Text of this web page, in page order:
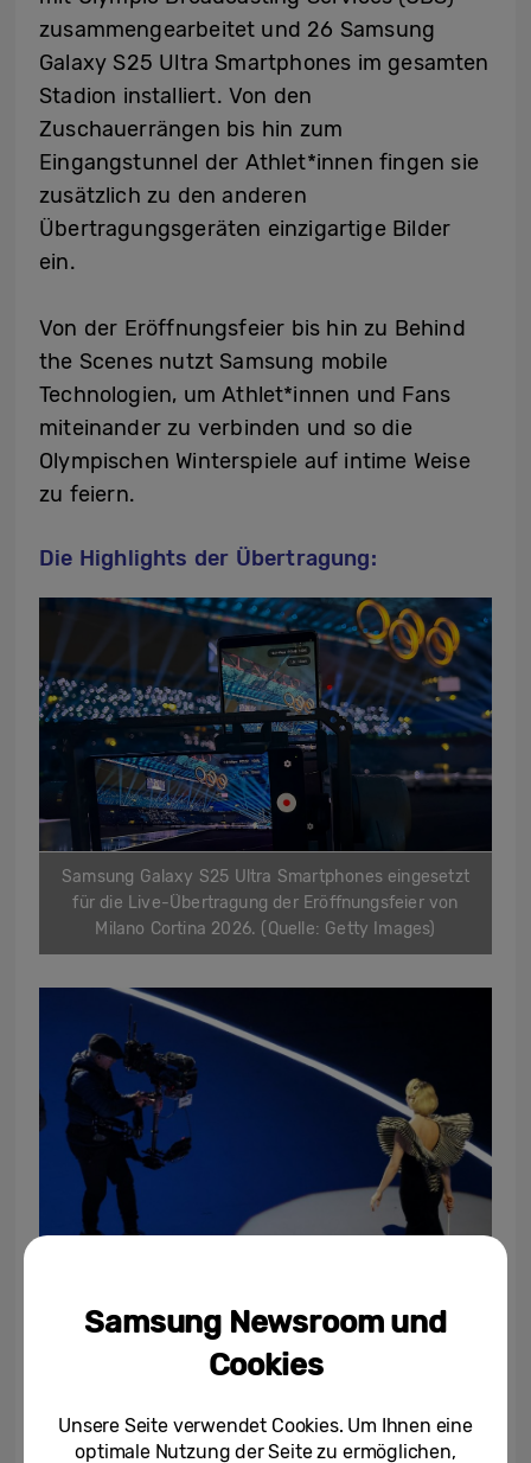
zusammengearbeitet und 26 Samsung
Galaxy S25 Ultra Smartphones im gesamten
Stadion installiert. Von den
Zuschauerrängen bis hin zum
Eingangstunnel der Athlet*innen fingen sie
zusätzlich zu den anderen
Übertragungsgeräten einzigartige Bilder
ein.
Von der Eröffnungsfeier bis hin zu Behind
the Scenes nutzt Samsung mobile
Technologien, um Athlet*innen und Fans
miteinander zu verbinden und so die
Olympischen Winterspiele auf intime Weise
zu feiern.
Die Highlights der Übertragung:
Samsung Galaxy S25 Ultra Smartphones eingesetzt
für die Live-Übertragung der Eröffnungsfeier von
Milano Cortina 2026. (Quelle: Getty Images)
(Quelle: Getty Images)
Samsung Newsroom und
Cookies
Unsere Seite verwendet Cookies. Um Ihnen eine
optimale Nutzung der Seite zu ermöglichen,